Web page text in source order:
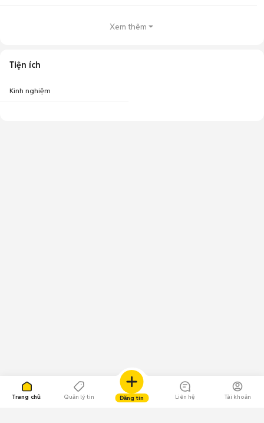
Trang chủ Quản lý tin Đăng tin Liên hệ Tài khoản
Xem thêm
Tiện ích
Kinh nghiệm